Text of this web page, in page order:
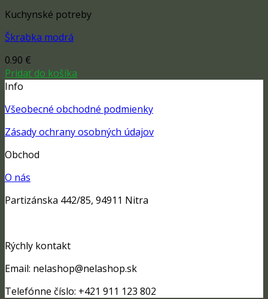
Kuchynské potreby
Škrabka modrá
0.90 €
Pridať do košíka
Info
Všeobecné obchodné podmienky
Zásady ochrany osobných údajov
Obchod
O nás
Partizánska 442/85, 94911 Nitra
Rýchly kontakt
Email: nelashop@nelashop.sk
Telefónne číslo: +421 911 123 802